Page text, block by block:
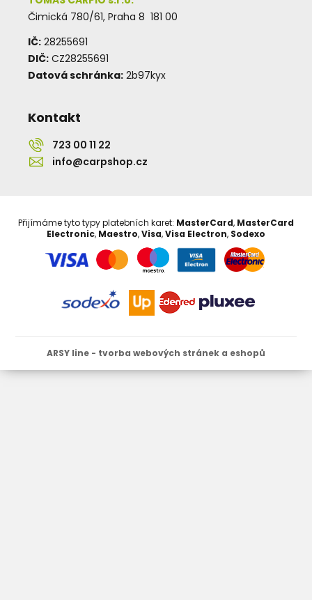
Čimická 780/61, Praha 8 181 00
IČ: 28255691
DIČ: CZ28255691
Datová schránka: 2b97kyx
Kontakt
723 00 11 22
info@carpshop.cz
Přijímáme tyto typy platebních karet: MasterCard, MasterCard
Electronic, Maestro,Visa,Visa Electron, Sodexo
ARSY line - tvorba webových stránek a eshopů